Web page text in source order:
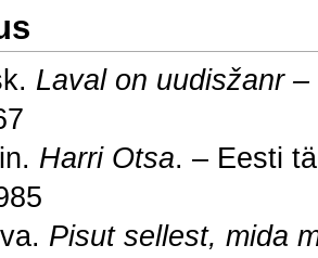
Laval on uudisžanr
Harri Otsa. – Eesti
Pisut sellest, mida